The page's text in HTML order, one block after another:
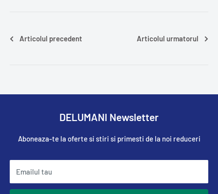
Articolul precedent Articolul urmatorul
DELUMANI Newsletter
Aboneaza-te la oferte si stiri si primesti de la noi reduceri
Emailul tau